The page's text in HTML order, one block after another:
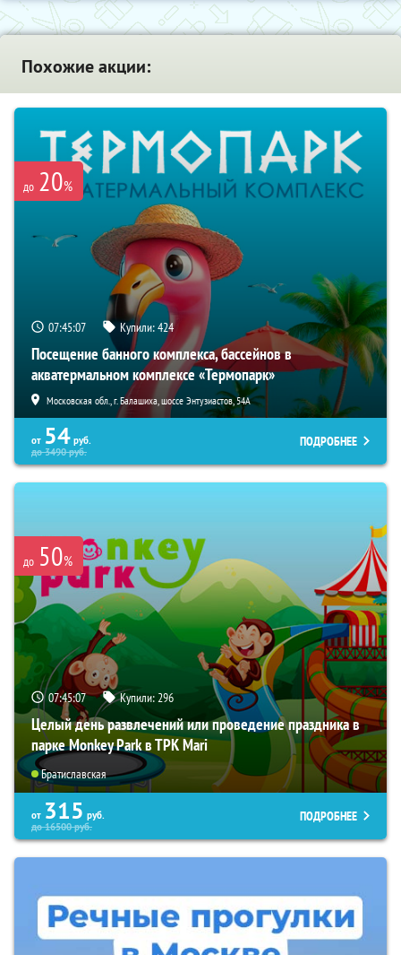
Похожие акции:
до 20%
07:45:06 Купили:424
Посещение банного комплекса, бассейнов в
акватермальном комплексе «Термопарк»
Московская обл., г. Балашиха, шоссе Энтузиастов, 54А
от 54 руб.
до3490руб.
ПОДРОБНЕЕ
до 50%
07:45:06 Купили:296
Целый день развлечений или проведение праздника в
парке Monkey Park в ТРК Mari
Братиславская
от 315 руб.
до16500руб.
ПОДРОБНЕЕ